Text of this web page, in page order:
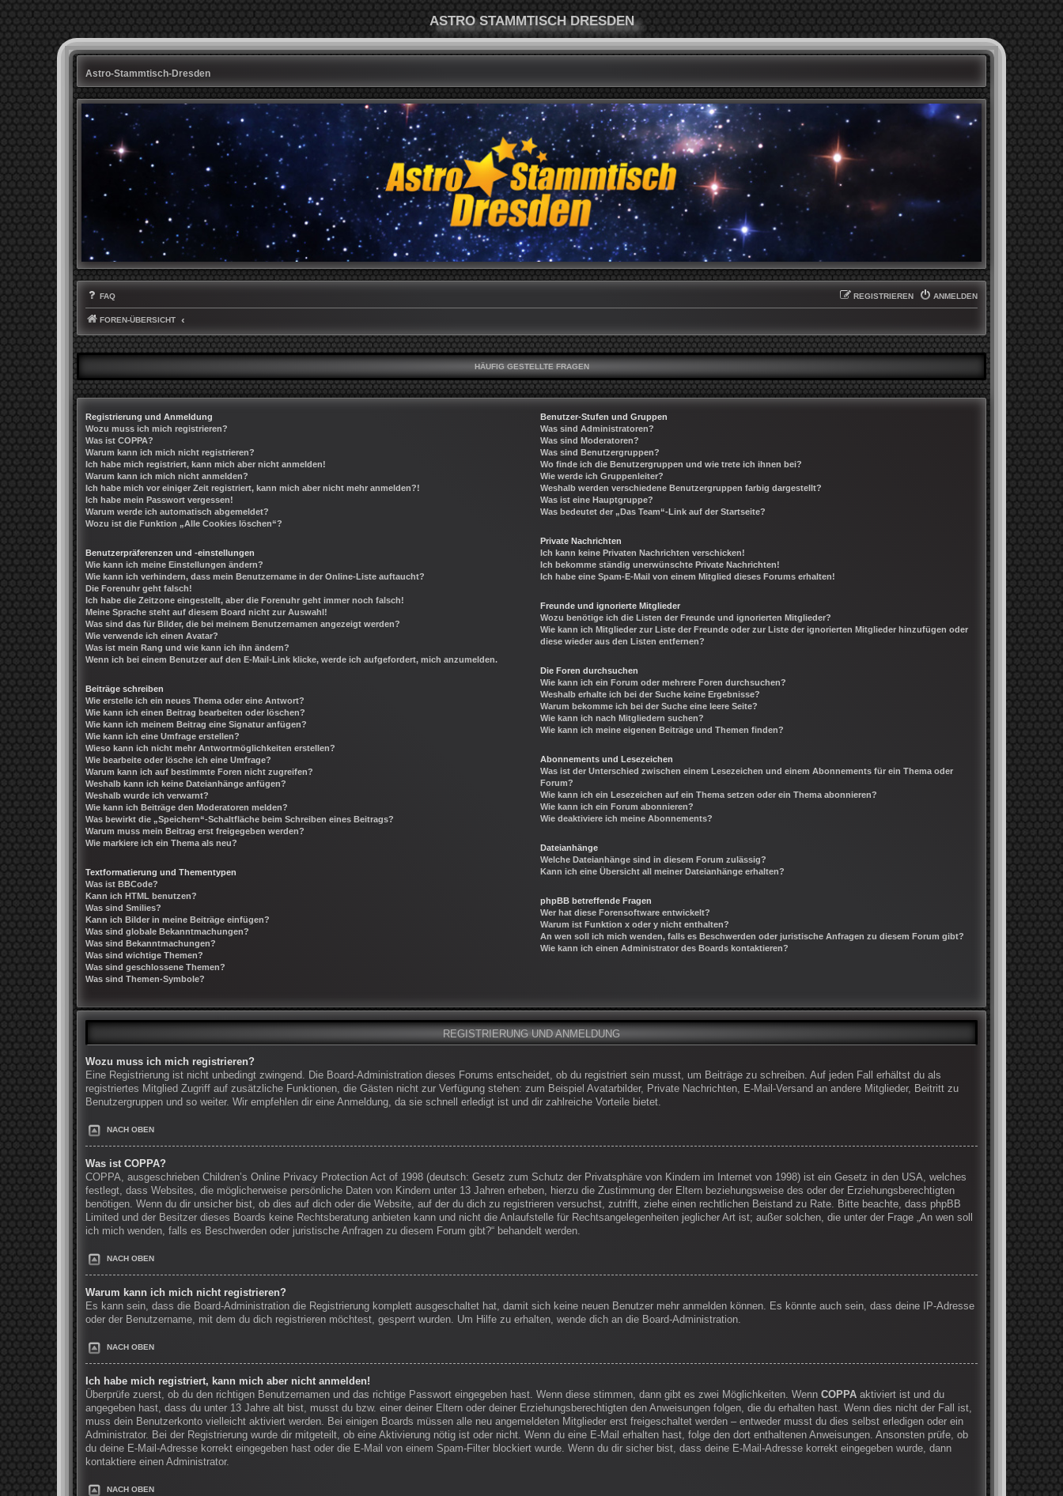
ASTRO STAMMTISCH DRESDEN
Astro-Stammtisch-Dresden
FAQ ANMELDEN
REGISTRIEREN
FOREN-ÜBERSICHT
HÄUFIG GESTELLTE FRAGEN
Registrierung und Anmeldung
Wozu muss ich mich registrieren?
Was ist COPPA?
Warum kann ich mich nicht registrieren?
Ich habe mich registriert, kann mich aber nicht anmelden!
Warum kann ich mich nicht anmelden?
Ich habe mich vor einiger Zeit registriert, kann mich aber nicht mehr anmelden?!
Ich habe mein Passwort vergessen!
Warum werde ich automatisch abgemeldet?
Wozu ist die Funktion „Alle Cookies löschen“?
Benutzerpräferenzen und -einstellungen
Wie kann ich meine Einstellungen ändern?
Wie kann ich verhindern, dass mein Benutzername in der Online-Liste auftaucht?
Die Forenuhr geht falsch!
Ich habe die Zeitzone eingestellt, aber die Forenuhr geht immer noch falsch!
Meine Sprache steht auf diesem Board nicht zur Auswahl!
Was sind das für Bilder, die bei meinem Benutzernamen angezeigt werden?
Wie verwende ich einen Avatar?
Was ist mein Rang und wie kann ich ihn ändern?
Wenn ich bei einem Benutzer auf den E-Mail-Link klicke, werde ich aufgefordert, mich anzumelden.
Beiträge schreiben
Wie erstelle ich ein neues Thema oder eine Antwort?
Wie kann ich einen Beitrag bearbeiten oder löschen?
Wie kann ich meinem Beitrag eine Signatur anfügen?
Wie kann ich eine Umfrage erstellen?
Wieso kann ich nicht mehr Antwortmöglichkeiten erstellen?
Wie bearbeite oder lösche ich eine Umfrage?
Warum kann ich auf bestimmte Foren nicht zugreifen?
Weshalb kann ich keine Dateianhänge anfügen?
Weshalb wurde ich verwarnt?
Wie kann ich Beiträge den Moderatoren melden?
Was bewirkt die „Speichern“-Schaltfläche beim Schreiben eines Beitrags?
Warum muss mein Beitrag erst freigegeben werden?
Wie markiere ich ein Thema als neu?
Textformatierung und Thementypen
Was ist BBCode?
Kann ich HTML benutzen?
Was sind Smilies?
Kann ich Bilder in meine Beiträge einfügen?
Was sind globale Bekanntmachungen?
Was sind Bekanntmachungen?
Was sind wichtige Themen?
Was sind geschlossene Themen?
Was sind Themen-Symbole?
Benutzer-Stufen und Gruppen
Was sind Administratoren?
Was sind Moderatoren?
Was sind Benutzergruppen?
Wo finde ich die Benutzergruppen und wie trete ich ihnen bei?
Wie werde ich Gruppenleiter?
Weshalb werden verschiedene Benutzergruppen farbig dargestellt?
Was ist eine Hauptgruppe?
Was bedeutet der „Das Team“-Link auf der Startseite?
Private Nachrichten
Ich kann keine Privaten Nachrichten verschicken!
Ich bekomme ständig unerwünschte Private Nachrichten!
Ich habe eine Spam-E-Mail von einem Mitglied dieses Forums erhalten!
Freunde und ignorierte Mitglieder
Wozu benötige ich die Listen der Freunde und ignorierten Mitglieder?
Wie kann ich Mitglieder zur Liste der Freunde oder zur Liste der ignorierten Mitglieder hinzufügen oder
diese wieder aus den Listen entfernen?
Die Foren durchsuchen
Wie kann ich ein Forum oder mehrere Foren durchsuchen?
Weshalb erhalte ich bei der Suche keine Ergebnisse?
Warum bekomme ich bei der Suche eine leere Seite?
Wie kann ich nach Mitgliedern suchen?
Wie kann ich meine eigenen Beiträge und Themen finden?
Abonnements und Lesezeichen
Was ist der Unterschied zwischen einem Lesezeichen und einem Abonnements für ein Thema oder
Forum?
Wie kann ich ein Lesezeichen auf ein Thema setzen oder ein Thema abonnieren?
Wie kann ich ein Forum abonnieren?
Wie deaktiviere ich meine Abonnements?
Dateianhänge
Welche Dateianhänge sind in diesem Forum zulässig?
Kann ich eine Übersicht all meiner Dateianhänge erhalten?
phpBB betreffende Fragen
Wer hat diese Forensoftware entwickelt?
Warum ist Funktion x oder y nicht enthalten?
An wen soll ich mich wenden, falls es Beschwerden oder juristische Anfragen zu diesem Forum gibt?
Wie kann ich einen Administrator des Boards kontaktieren?
REGISTRIERUNG UND ANMELDUNG
Wozu muss ich mich registrieren?
Eine Registrierung ist nicht unbedingt zwingend. Die Board-Administration dieses Forums entscheidet, ob du registriert sein musst, um Beiträge zu schreiben. Auf jeden Fall erhältst du als
registriertes Mitglied Zugriff auf zusätzliche Funktionen, die Gästen nicht zur Verfügung stehen: zum Beispiel Avatarbilder, Private Nachrichten, E-Mail-Versand an andere Mitglieder, Beitritt zu
Benutzergruppen und so weiter. Wir empfehlen dir eine Anmeldung, da sie schnell erledigt ist und dir zahlreiche Vorteile bietet.
NACH OBEN
Was ist COPPA?
COPPA, ausgeschrieben Children’s Online Privacy Protection Act of 1998 (deutsch: Gesetz zum Schutz der Privatsphäre von Kindern im Internet von 1998) ist ein Gesetz in den USA, welches
festlegt, dass Websites, die möglicherweise persönliche Daten von Kindern unter 13 Jahren erheben, hierzu die Zustimmung der Eltern beziehungsweise des oder der Erziehungsberechtigten
benötigen. Wenn du dir unsicher bist, ob dies auf dich oder die Website, auf der du dich zu registrieren versuchst, zutrifft, ziehe einen rechtlichen Beistand zu Rate. Bitte beachte, dass phpBB
Limited und der Besitzer dieses Boards keine Rechtsberatung anbieten kann und nicht die Anlaufstelle für Rechtsangelegenheiten jeglicher Art ist; außer solchen, die unter der Frage „An wen soll
ich mich wenden, falls es Beschwerden oder juristische Anfragen zu diesem Forum gibt?“ behandelt werden.
NACH OBEN
Warum kann ich mich nicht registrieren?
Es kann sein, dass die Board-Administration die Registrierung komplett ausgeschaltet hat, damit sich keine neuen Benutzer mehr anmelden können. Es könnte auch sein, dass deine IP-Adresse
oder der Benutzername, mit dem du dich registrieren möchtest, gesperrt wurden. Um Hilfe zu erhalten, wende dich an die Board-Administration.
NACH OBEN
Ich habe mich registriert, kann mich aber nicht anmelden!
Überprüfe zuerst, ob du den richtigen Benutzernamen und das richtige Passwort eingegeben hast. Wenn diese stimmen, dann gibt es zwei Möglichkeiten. Wenn COPPA aktiviert ist und du
angegeben hast, dass du unter 13 Jahre alt bist, musst du bzw. einer deiner Eltern oder deiner Erziehungsberechtigten den Anweisungen folgen, die du erhalten hast. Wenn dies nicht der Fall ist,
muss dein Benutzerkonto vielleicht aktiviert werden. Bei einigen Boards müssen alle neu angemeldeten Mitglieder erst freigeschaltet werden – entweder musst du dies selbst erledigen oder ein
Administrator. Bei der Registrierung wurde dir mitgeteilt, ob eine Aktivierung nötig ist oder nicht. Wenn du eine E-Mail erhalten hast, folge den dort enthaltenen Anweisungen. Ansonsten prüfe, ob
du deine E-Mail-Adresse korrekt eingegeben hast oder die E-Mail von einem Spam-Filter blockiert wurde. Wenn du dir sicher bist, dass deine E-Mail-Adresse korrekt eingegeben wurde, dann
kontaktiere einen Administrator.
NACH OBEN